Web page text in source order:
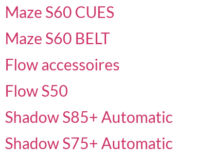
Maze S60 CUES
Maze S60 BELT
Flow accessoires
Flow S50
Shadow S85+ Automatic
Shadow S75+ Automatic